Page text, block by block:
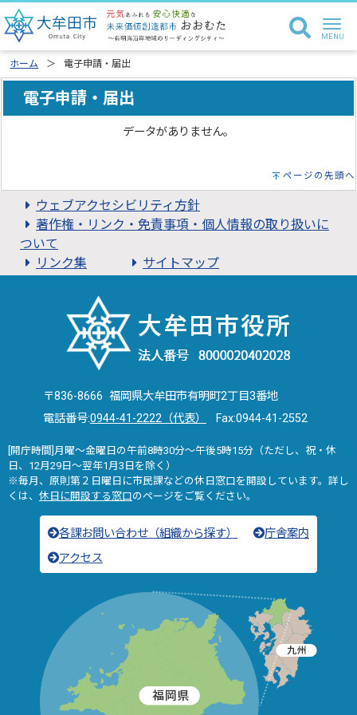
ホーム 電子申請・届出
電子申請・届出
データがありません。
ページの先頭へ
ウェブアクセシビリティ方針
著作権・リンク・免責事項・個人情報の取り扱いに
ついて
リンク集
サイトマップ
〒836-8666 福岡県大牟田市有明町2丁目3番地
電話番号:0944-41-2222（代表） Fax:0944-41-2552
[開庁時間]月曜～金曜日の午前8時30分～午後5時15分（ただし、祝・休
日、12月29日～翌年1月3日を除く）
※毎月、原則第２日曜日に市民課などの休日窓口を開設しています。詳し
くは、 休日に開設する窓口のページをご覧ください。
各課お問い合わせ（組織から探す）
庁舎案内
アクセス